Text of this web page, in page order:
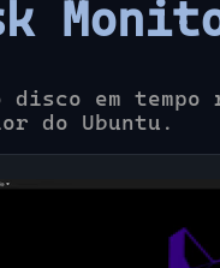
disco em
do Ubuntu.